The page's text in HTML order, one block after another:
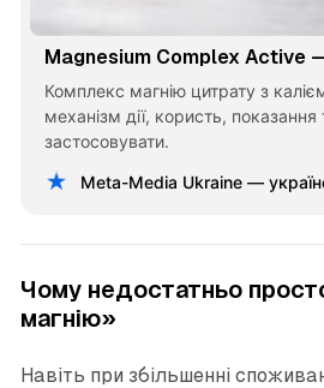
Magnesium Complex Active —
Комплекс магнію цитрату з
механізм дії, користь,
застосовувати.
Meta-Media Ukraine —
Чому недостатньо
магнію»
Навіть при збільшенні